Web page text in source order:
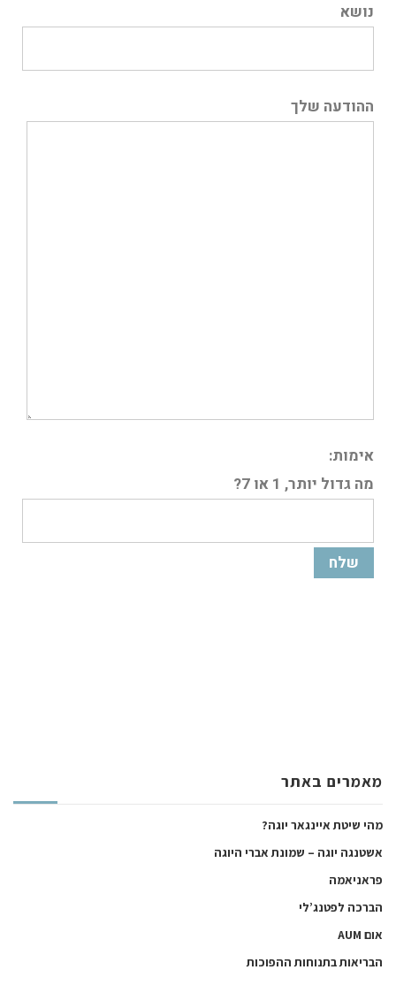
נושא
ההודעה שלך
אימות:
מה גדול יותר, 1 או 7?
מאמרים באתר
מהי שיטת איינגאר יוגה?
אשטנגה יוגה – שמונת אברי היוגה
פראניאמה
הברכה לפטנג’לי
אום AUM
הבריאות בתנוחות ההפוכות